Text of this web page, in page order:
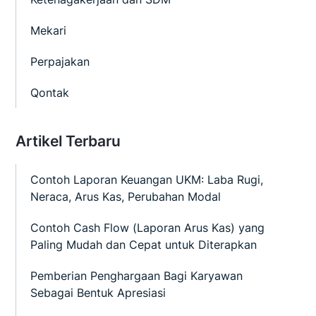
Mekari
Perpajakan
Qontak
Artikel Terbaru
Contoh Laporan Keuangan UKM: Laba Rugi,
Neraca, Arus Kas, Perubahan Modal
Contoh Cash Flow (Laporan Arus Kas) yang
Paling Mudah dan Cepat untuk Diterapkan
Pemberian Penghargaan Bagi Karyawan
Sebagai Bentuk Apresiasi